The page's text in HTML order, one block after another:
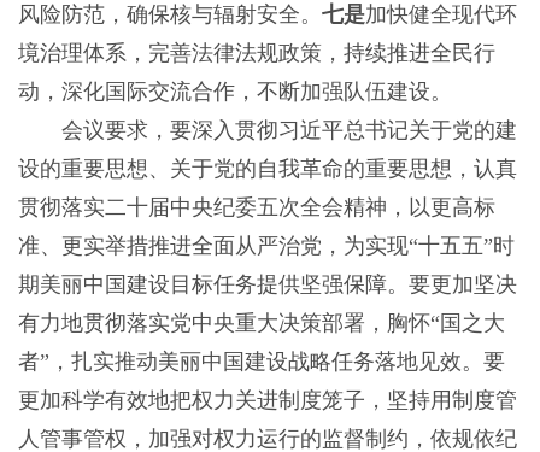
风险防范，确保核与辐射安全。 七是加快健全现代环
境治理体系，完善法律法规政策，持续推进全民行
动，深化国际交流合作，不断加强队伍建设。
会议要求，要深入贯彻习近平总书记关于党的建
设的重要思想、关于党的自我革命的重要思想，认真
贯彻落实二十届中央纪委五次全会精神，以更高标
准、更实举措推进全面从严治党，为实现“十五五”时
期美丽中国建设目标任务提供坚强保障。要更加坚决
有力地贯彻落实党中央重大决策部署，胸怀“国之大
者”，扎实推动美丽中国建设战略任务落地见效。要
更加科学有效地把权力关进制度笼子，坚持用制度管
人管事管权，加强对权力运行的监督制约，依规依纪